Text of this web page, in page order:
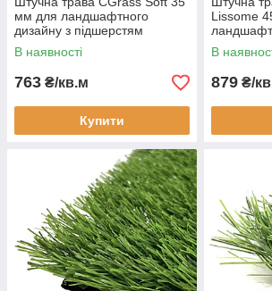
мм для ландшафтного
дизайну з підшерстям
декоративна
В наявності
763 ₴/кв.м
Купити
Lissome
В
879 ₴/